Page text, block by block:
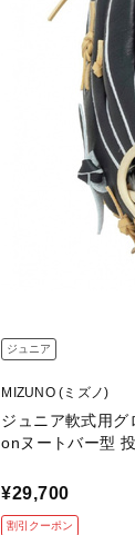
ジュニア
MIZUNO (ミズノ)
ジュニア軟式用
onヌートバー型
¥29,700
割引クーポン